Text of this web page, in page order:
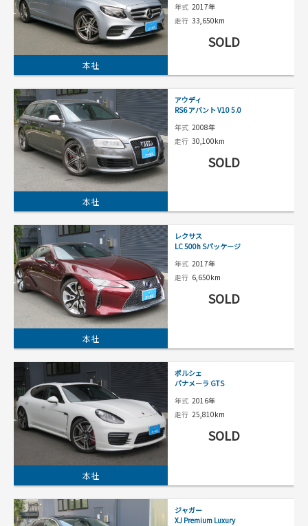
本社
年式 2017年
走行 33,650km
SOLD
本社
アウディ
RS6 アバント V10 5.0
年式 2008年
走行 30,100km
SOLD
本社
レクサス
LC 500h Sパッケージ
年式 2017年
走行 6,650km
SOLD
本社
ポルシェ
パナメーラ GTS
年式 2016年
走行 25,810km
SOLD
ジャガー
XJ Premium Luxury